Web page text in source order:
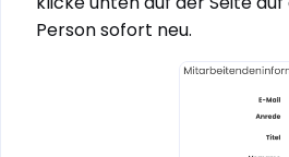
Person sofort neu.